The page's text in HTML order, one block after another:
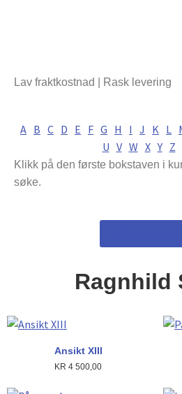
Lav fraktkostnad | Rask levering
A B C D E F G H I J K L
U V W X Y Z
Klikk på den første bokstaven i
søke.
Ragnhild
Ansikt XIII
KR 4 500,00